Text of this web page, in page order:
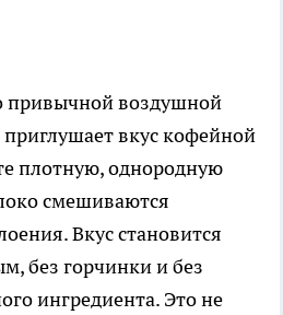
привычной воздушной
вкус кофейной
плотную, однородную
смешиваются
Вкус становится
без горчинки и без
ингредиента. Это не